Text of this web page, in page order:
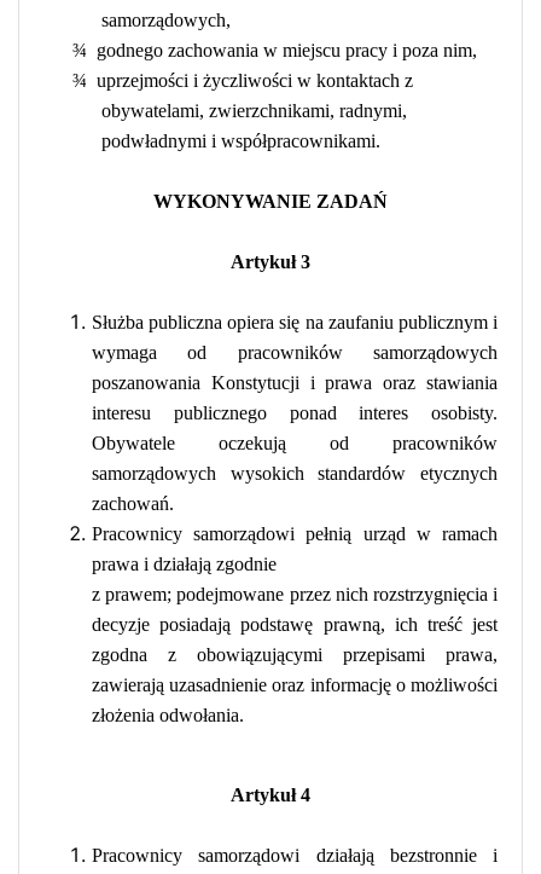
samorządowych,
¾ godnego zachowania w miejscu pracy i poza nim,
¾ uprzejmości i życzliwości w kontaktach z
obywatelami, zwierzchnikami, radnymi,
podwładnymi i współpracownikami.
WYKONYWANIE ZADAŃ
Artykuł 3
Służba publiczna opiera się na zaufaniu publicznym i
wymaga od pracowników samorządowych
poszanowania Konstytucji i prawa oraz stawiania
interesu publicznego ponad interes osobisty.
Obywatele oczekują od pracowników
samorządowych wysokich standardów etycznych
zachowań.
Pracownicy samorządowi pełnią urząd w ramach
prawa i działają zgodnie
z prawem; podejmowane przez nich rozstrzygnięcia i
decyzje posiadają podstawę prawną, ich treść jest
zgodna z obowiązującymi przepisami prawa,
zawierają uzasadnienie oraz informację o możliwości
złożenia odwołania.
Artykuł 4
Pracownicy samorządowi działają bezstronnie i